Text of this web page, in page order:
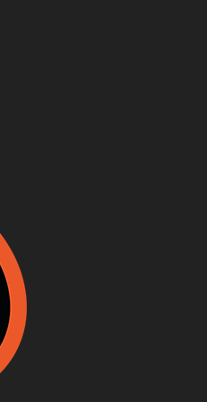
és homár
meghálálja!